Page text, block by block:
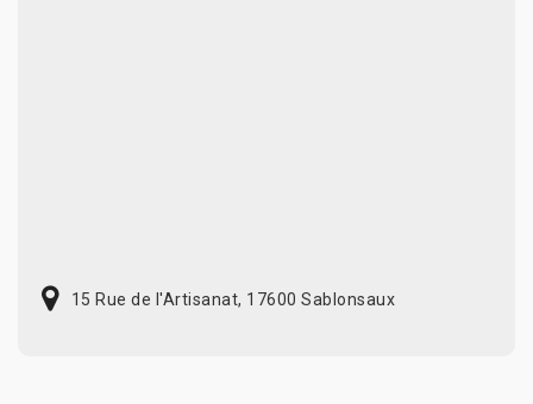
15 Rue de l'Artisanat, 17600 Sablonsaux